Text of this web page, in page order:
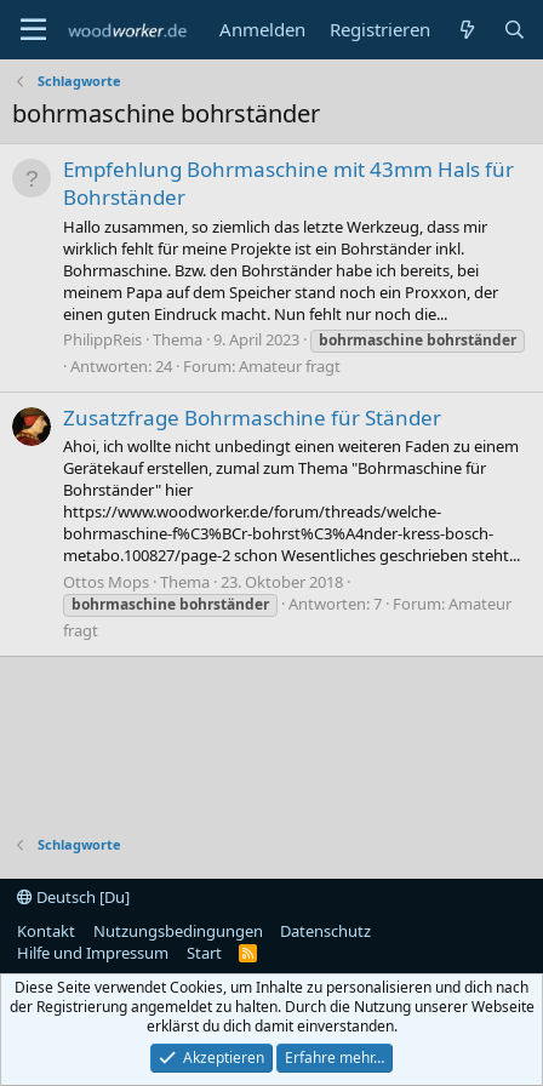
Anmelden Registrieren
Schlagworte
bohrmaschine bohrständer
Empfehlung Bohrmaschine mit 43mm Hals für
Bohrständer
Hallo zusammen, so ziemlich das letzte Werkzeug, dass mir
wirklich fehlt für meine Projekte ist ein Bohrständer inkl.
Bohrmaschine. Bzw. den Bohrständer habe ich bereits, bei
meinem Papa auf dem Speicher stand noch ein Proxxon, der
einen guten Eindruck macht. Nun fehlt nur noch die...
PhilippReis Thema 9. April 2023 bohrmaschine bohrständer
Antworten: 24 Forum:Amateur fragt
Zusatzfrage Bohrmaschine für Ständer
Ahoi, ich wollte nicht unbedingt einen weiteren Faden zu einem
Gerätekauf erstellen, zumal zum Thema "Bohrmaschine für
Bohrständer" hier
https://www.woodworker.de/forum/threads/welche-
bohrmaschine-f%C3%BCr-bohrst%C3%A4nder-kress-bosch-
metabo.100827/page-2 schon Wesentliches geschrieben steht...
Ottos Mops Thema 23. Oktober 2018
bohrmaschine bohrständer Antworten: 7 Forum:Amateur
fragt
Schlagworte
Deutsch [Du]
Kontakt
Nutzungsbedingungen
Datenschutz
Hilfe und Impressum
Start
R
S
Diese Seite verwendet Cookies, um Inhalte zu personalisieren und dich nach
der Registrierung angemeldet zu halten. Durch die Nutzung unserer Webseite
erklärst du dich damit einverstanden.
Akzeptieren
Erfahre mehr…